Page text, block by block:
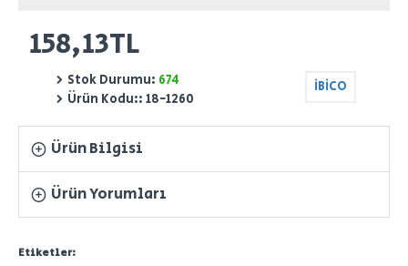
158,13TL
Stok Durumu: 674
Ürün Kodu:: 18-1260
İBİCO
Ürün Bilgisi
Ürün Yorumları
Etiketler: